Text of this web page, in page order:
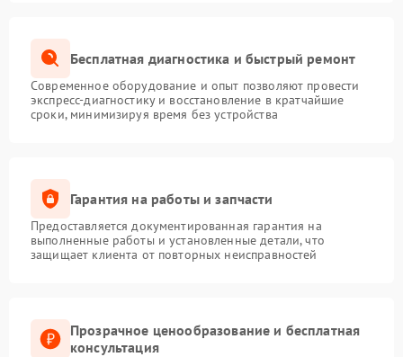
Бесплатная диагностика и быстрый ремонт
Современное оборудование и опыт позволяют провести
экспресс-диагностику и восстановление в кратчайшие
сроки, минимизируя время без устройства
Гарантия на работы и запчасти
Предоставляется документированная гарантия на
выполненные работы и установленные детали, что
защищает клиента от повторных неисправностей
Прозрачное ценообразование и бесплатная
консультация